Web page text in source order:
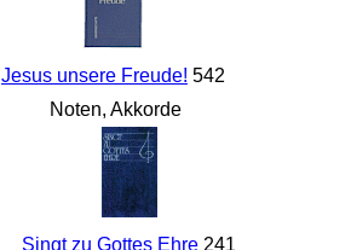
Jesus unsere Freude! 542
Noten, Akkorde
Singt zu Gottes Ehre 241